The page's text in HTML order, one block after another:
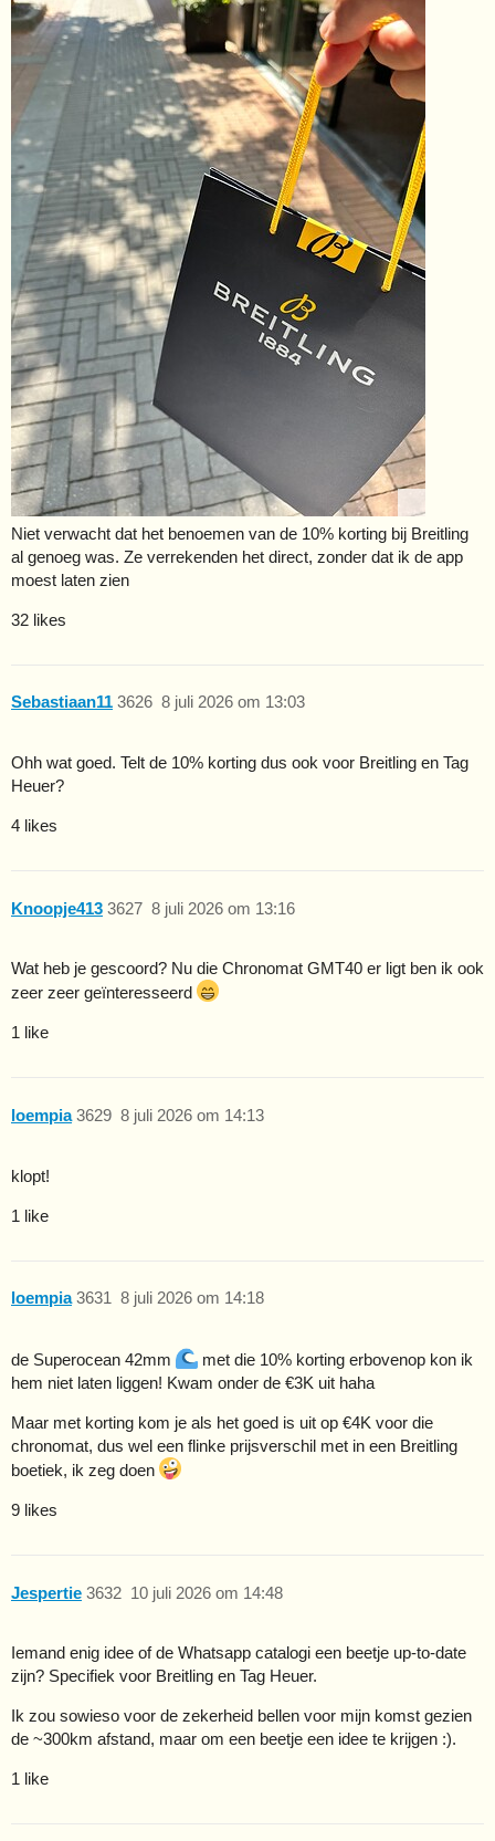
Niet verwacht dat het benoemen van de 10% korting bij Breitling
al genoeg was. Ze verrekenden het direct, zonder dat ik de app
moest laten zien
32 likes
Sebastiaan11 8 juli 2026 om 13:03
3626
Ohh wat goed. Telt de 10% korting dus ook voor Breitling en Tag
Heuer?
4 likes
Knoopje413 8 juli 2026 om 13:16
3627
Wat heb je gescoord? Nu die Chronomat GMT40 er ligt ben ik ook
zeer zeer geïnteresseerd
1 like
loempia 8 juli 2026 om 14:13
3629
klopt!
1 like
loempia 8 juli 2026 om 14:18
3631
de Superocean 42mm
met die 10% korting erbovenop kon ik
hem niet laten liggen! Kwam onder de €3K uit haha
Maar met korting kom je als het goed is uit op €4K voor die
chronomat, dus wel een flinke prijsverschil met in een Breitling
boetiek, ik zeg doen
9 likes
Jespertie 10 juli 2026 om 14:48
3632
Iemand enig idee of de Whatsapp catalogi een beetje up-to-date
zijn? Specifiek voor Breitling en Tag Heuer.
Ik zou sowieso voor de zekerheid bellen voor mijn komst gezien
de ~300km afstand, maar om een beetje een idee te krijgen :).
1 like